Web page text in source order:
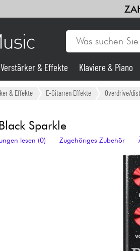
& Bass
samplers
Verstärker & Effekte Klaviere & Piano
& Effekte E-Gitarren Effekte Overdrive/
Sparkle
lesen (0) Zugehöriges Zubehör